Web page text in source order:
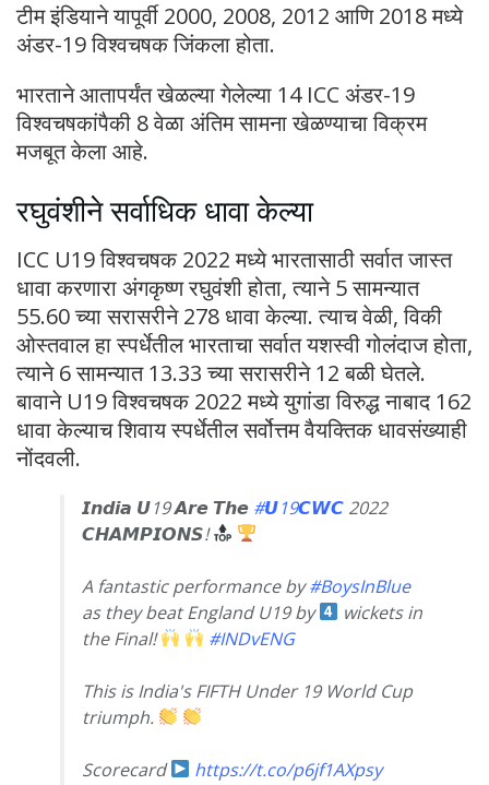
टीम इंडियाने यापूर्वी 2000, 2008, 2012 आणि 2018 मध्ये
अंडर-19 विश्वचषक जिंकला होता.
भारताने आतापर्यंत खेळल्या गेलेल्या 14 ICC अंडर-19
विश्वचषकांपैकी 8 वेळा अंतिम सामना खेळण्याचा विक्रम
मजबूत केला आहे.
रघुवंशीने सर्वाधिक धावा केल्या
ICC U19 विश्वचषक 2022 मध्ये भारतासाठी सर्वात जास्त
धावा करणारा अंगकृष्ण रघुवंशी होता, त्याने 5 सामन्यात
55.60 च्या सरासरीने 278 धावा केल्या. त्याच वेळी, विकी
ओस्तवाल हा स्पर्धेतील भारताचा सर्वात यशस्वी गोलंदाज होता,
त्याने 6 सामन्यात 13.33 च्या सरासरीने 12 बळी घेतले.
बावाने U19 विश्वचषक 2022 मध्ये युगांडा विरुद्ध नाबाद 162
धावा केल्याच शिवाय स्पर्धेतील सर्वोत्तम वैयक्तिक धावसंख्याही
नोंदवली.
𝙄𝙣𝙙𝙞𝙖 𝙐19 𝘼𝙧𝙚 𝙏𝙝𝙚 #𝙐19𝘾𝙒𝘾 2022
𝘾𝙃𝘼𝙈𝙋𝙄𝙊𝙉𝙎!
A fantastic performance by#BoysInBlue
as they beat England U19 by
wickets in
the Final!
#INDvENG
This is India's FIFTH Under 19 World Cup
triumph.
Scorecard
https://t.co/p6jf1AXpsy